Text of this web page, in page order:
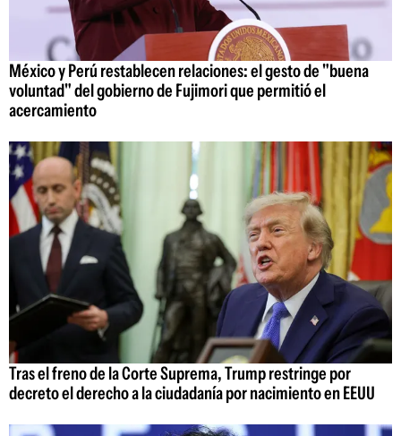
México y Perú restablecen relaciones: el gesto de "buena
voluntad" del gobierno de Fujimori que permitió el
acercamiento
Tras el freno de la Corte Suprema, Trump restringe por
decreto el derecho a la ciudadanía por nacimiento en EEUU